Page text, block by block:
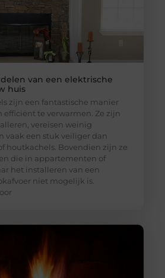
van een elektrische
huis
zijn een fantastische manier
efficiënt te verwarmen. Ze zijn
vereisen weinig
vaak een stuk veiliger dan
houtkachels. Bovendien zijn ze
die in appartementen of
het installeren van een
niet mogelijk is.